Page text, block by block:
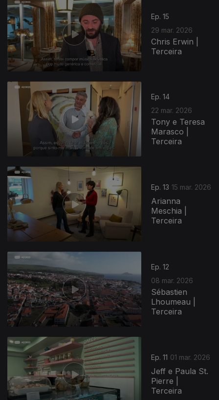
Ep. 15
29 mar. 2026
Chris Erwin |
Terceira
Ep. 14
22 mar. 2026
Tony e Teresa
Marasco |
Terceira
Ep. 13 15 mar. 2026
Arianna
Meschia |
Terceira
Ep. 12
08 mar. 2026
Sébastien
Lhoumeau |
Terceira
Ep. 11 01 mar. 2026
Jeff e Paula St.
Pierre |
Terceira